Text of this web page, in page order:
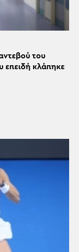
του
επειδή κλάπηκε